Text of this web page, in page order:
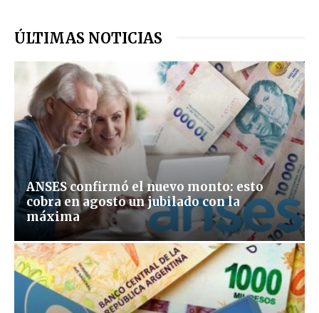
ÚLTIMAS NOTICIAS
ANSES confirmó el nuevo monto: esto
cobra en agosto un jubilado con la
máxima